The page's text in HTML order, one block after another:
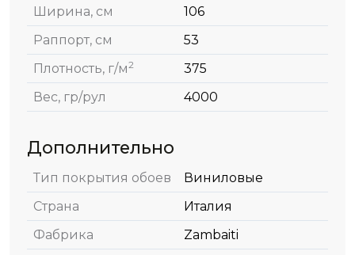
Ширина, см
106
Раппорт, см
53
Плотность, г/м2
375
Вес, гр/рул
4000
Дополнительно
Тип покрытия обоев
Виниловые
Страна
Италия
Фабрика
Zambaiti